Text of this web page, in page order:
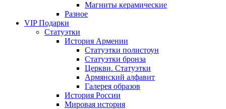
Магниты керамические
Разное
VIP Подарки
Статуэтки
История Армении
Статуэтки полистоун
Статуэтки бронза
Церкви. Статуэтки
Армянский алфавит
Галерея образов
История России
Мировая история